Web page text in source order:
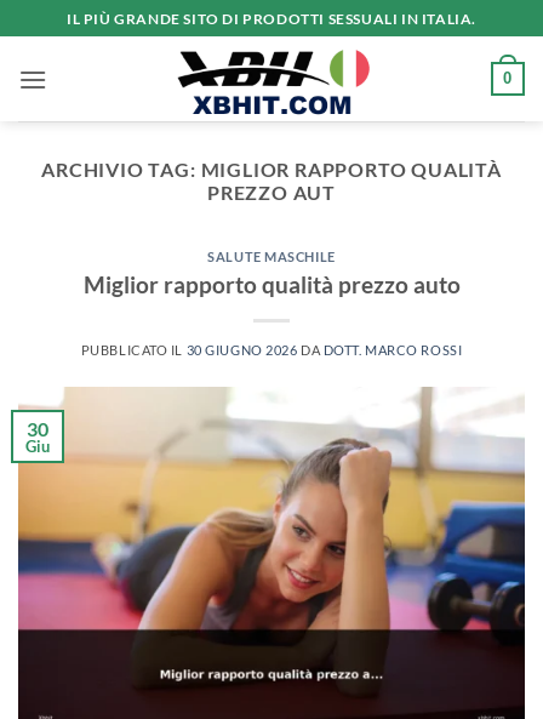
ai
contenuti
IL PIÙ GRANDE SITO DI PRODOTTI SESSUALI IN ITALIA.
0
ARCHIVIO TAG: MIGLIOR RAPPORTO QUALITÀ
PREZZO AUT
SALUTE MASCHILE
Miglior rapporto qualità prezzo auto
PUBBLICATO IL 30 GIUGNO 2026 DA DOTT. MARCO ROSSI
30
Giu